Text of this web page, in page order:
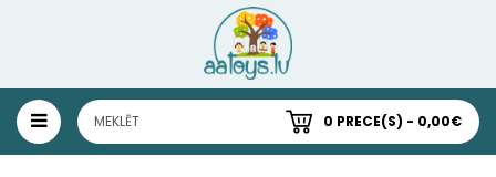
0 PRECE(S) - 0,00€